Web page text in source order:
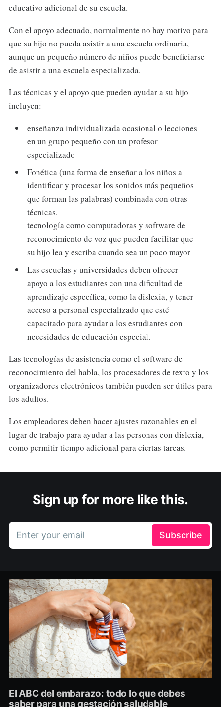
educativo adicional de su escuela.
Con el apoyo adecuado, normalmente no hay motivo para
que su hijo no pueda asistir a una escuela ordinaria,
aunque un pequeño número de niños puede beneficiarse
de asistir a una escuela especializada.
Las técnicas y el apoyo que pueden ayudar a su hijo
incluyen:
enseñanza individualizada ocasional o lecciones
en un grupo pequeño con un profesor
especializado
Fonética (una forma de enseñar a los niños a
identificar y procesar los sonidos más pequeños
que forman las palabras) combinada con otras
técnicas.
tecnología como computadoras y software de
reconocimiento de voz que pueden facilitar que
su hijo lea y escriba cuando sea un poco mayor
Las escuelas y universidades deben ofrecer
apoyo a los estudiantes con una dificultad de
aprendizaje específica, como la dislexia, y tener
acceso a personal especializado que esté
capacitado para ayudar a los estudiantes con
necesidades de educación especial.
Las tecnologías de asistencia como el software de
reconocimiento del habla, los procesadores de texto y los
organizadores electrónicos también pueden ser útiles para
los adultos.
Los empleadores deben hacer ajustes razonables en el
lugar de trabajo para ayudar a las personas con dislexia,
como permitir tiempo adicional para ciertas tareas.
Sign up for more like this.
Enter your email Subscribe
El ABC del embarazo: todo lo que debes
saber para una gestación saludable